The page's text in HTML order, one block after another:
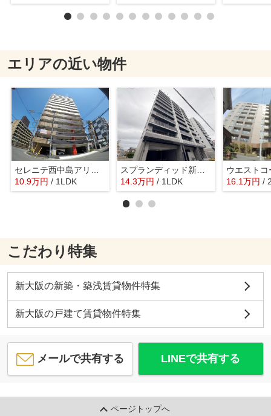
エリアの近い物件
10.9万円 / 1LDK
スプランディッド新大阪6
14.3万円 / 1LDK 16.1万円 /
こだわり特集
新大阪の新築・築浅賃貸物件特集
新大阪の戸建て賃貸物件特集
メールで共有する LINEで共有する
ページトップへ